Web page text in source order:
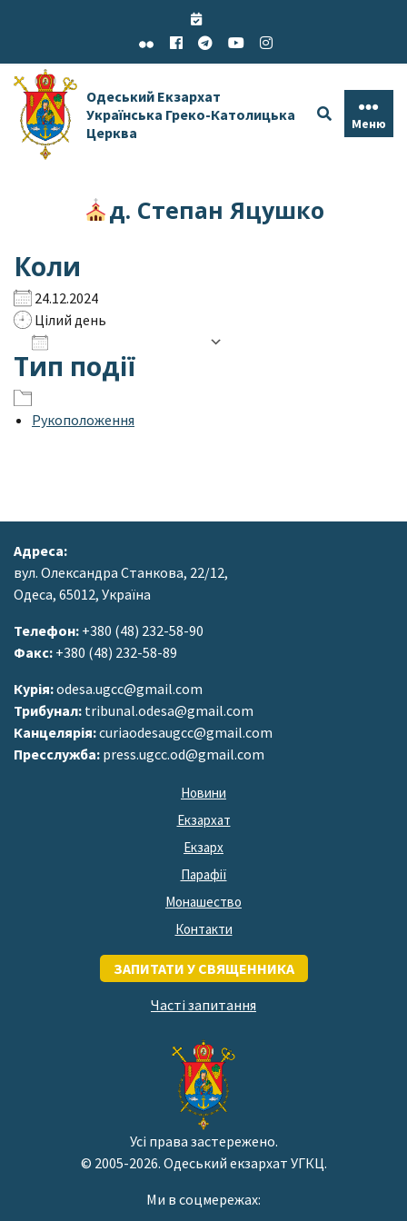
Одеський Екзархат
Українська Греко-Католицька
Церква
Меню
д. Степан Яцушко
Коли
24.12.2024
Цілий день
Завантаження ICS
Тип події
Рукоположення
Адреса:
вул. Олександра Станкова, 22/12,
Одеса, 65012, Україна
Телефон: +380 (48) 232-58-90
Факс: +380 (48) 232-58-89
Курія:odesa.ugcc@gmail.com
Трибунал: tribunal.odesa@gmail.com
Канцелярія:curiaodesaugcc@gmail.com
Пресслужба: press.ugcc.od@gmail.com
Новини
Екзархат
Екзарх
Парафії
Монашество
Контакти
ЗАПИТАТИ У СВЯЩЕННИКА
Часті запитання
Усі права застережено.
© 2005-2026. Одеський екзархат УГКЦ.
Ми в соцмережах: